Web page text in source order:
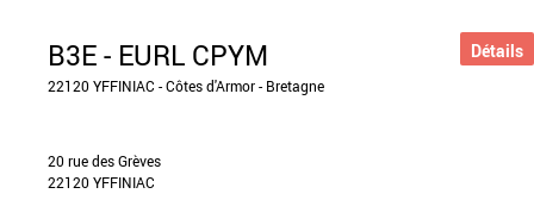
B3E - EURL CPYM
22120 YFFINIAC - Côtes d'Armor - Bretagne
20 rue des Grèves
22120 YFFINIAC
Détails